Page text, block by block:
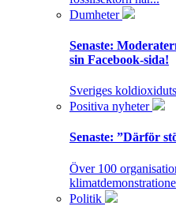
Dumheter
Senaste:
sin Facebook-sida!
Sveriges
Positiva nyheter
Senaste: ”Därför
Över 100
Politik